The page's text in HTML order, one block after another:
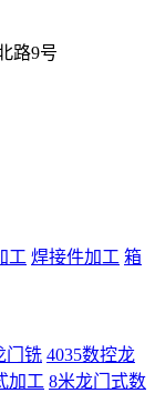
路9号
工 焊接件加工 箱
门铣 4035数控龙
加工 8米龙门式数